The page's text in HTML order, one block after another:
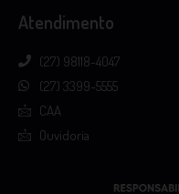
Atendimento
(27) 98118-4047
(27) 3399-5555
CAA
Ouvidoria